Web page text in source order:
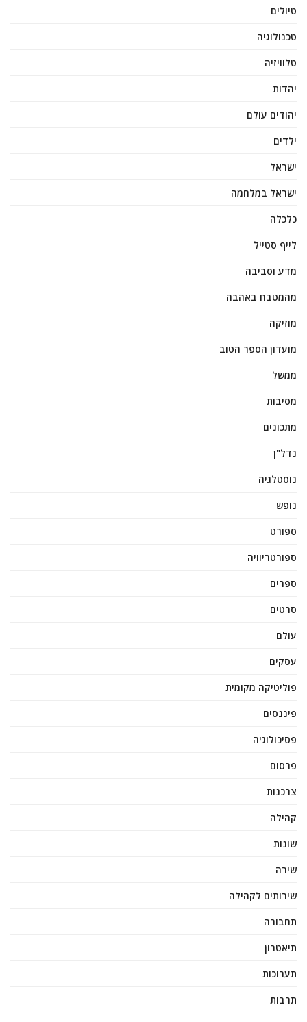
טיולים
טכנולוגיה
טלוויזיה
יהדות
יהודים עולם
ילדים
ישראל
ישראל במלחמה
כלכלה
לייף סטייל
מדע וסביבה
מהמטבח באהבה
מוזיקה
מועדון הספר הטוב
ממשל
מסיבות
מתכונים
נדל"ן
נוסטלגיה
נופש
ספורט
ספורטריוויה
ספרים
סרטים
עולם
עסקים
פוליטיקה מקומית
פיננסים
פסיכולוגיה
פרסום
צרכנות
קהילה
שונות
שירה
שירותים לקהילה
תחבורה
תיאטרון
תערוכות
תרבות